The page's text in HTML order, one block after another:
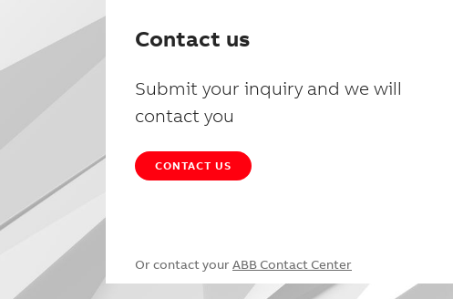
Contact us
Submit your inquiry and we will
contact you
CONTACT US
Or contact your ABB Contact Center